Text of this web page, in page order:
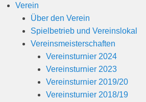
Verein
Über den Verein
Spielbetrieb und Vereinslokal
Vereinsmeisterschaften
Vereinsturnier 2024
Vereinsturnier 2023
Vereinsturnier 2019/20
Vereinsturnier 2018/19